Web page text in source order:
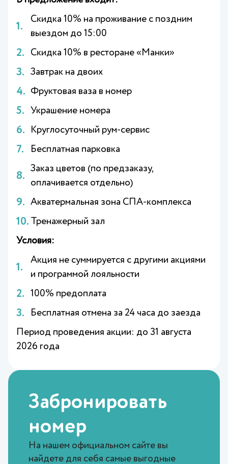
Скидка 10% на проживание с поздним
выездом до 15:00
Скидка 10% в ресторане «Манки»
Завтрак на двоих
Фруктовая ваза в номер
Украшение номера
Круглосуточный рум-сервис
Бесплатная парковка
Заказ цветов (по предзаказу,
оплачивается отдельно)
Акватермальная зона СПА-комплекса
Тренажерный зал
Условия:
Акция не суммируется с другими акциями
и программой лояльности
100% предоплата
Бесплатная отмена за 24 часа до заезда
Период проведения акции: до 31 августа
2026 года
Забронировать
номер
На нашем официальном сайте вы
найдете для себя самые выгодные